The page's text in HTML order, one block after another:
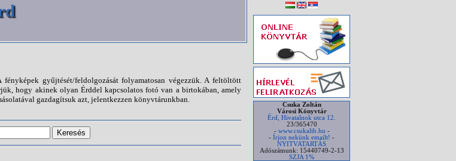
gyűjtését/feldolgozását folyamatosan végezzük. A feltöltött
hogy akinek olyan Érddel kapcsolatos fotó van a birtokában, amely
gazdagítsuk azt, jelentkezzen könyvtárunkban.
Csuka Zoltán
Városi Könyvtár
Érd, Hivatalnok utca 12.
23/365470
- www.csukalib.hu -
- Írjon nekünk emailt! -
NYITVATARTÁS
Adószámunk: 15440749-2-13
SZJA 1%